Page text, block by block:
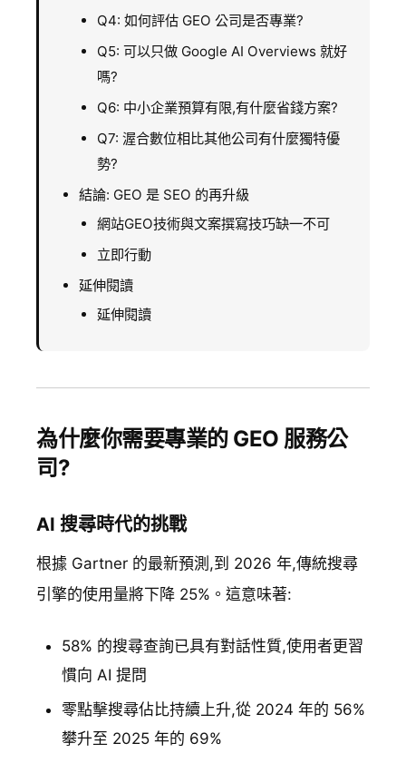
Q4: 如何評估 GEO 公司是否專業?
Q5: 可以只做 Google AI Overviews 就好
嗎?
Q6: 中小企業預算有限,有什麼省錢方案?
Q7: 渥合數位相比其他公司有什麼獨特優
勢?
結論: GEO 是 SEO 的再升級
網站GEO技術與文案撰寫技巧缺一不可
立即行動
延伸閱讀
延伸閱讀
為什麼你需要專業的 GEO 服務公
司?
AI 搜尋時代的挑戰
根據 Gartner 的最新預測,到 2026 年,傳統搜尋
引擎的使用量將下降 25%。這意味著:
58% 的搜尋查詢已具有對話性質,使用者更習
慣向 AI 提問
零點擊搜尋佔比持續上升,從 2024 年的 56%
攀升至 2025 年的 69%